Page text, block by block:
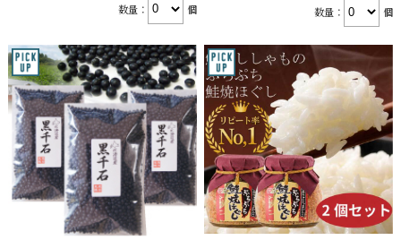
数量： 個 数量： 個